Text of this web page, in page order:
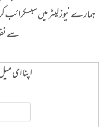
ہمارے نیوز لیٹر میں
سے
اپنا ای